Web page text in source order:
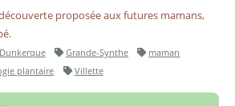
proposée aux futures mamans,
Dunkerque Grande-Synthe
maman
plantaire Villette